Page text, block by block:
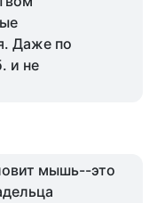
Даже по
и не
мышь--это